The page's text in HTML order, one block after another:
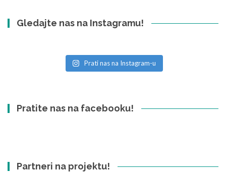
Gledajte nas na Instagramu!
Prati nas na Instagram-u
Pratite nas na facebooku!
Partneri na projektu!